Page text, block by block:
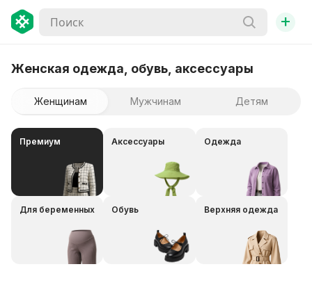
+
Женская одежда, обувь, аксессуары
Женщинам Мужчинам Детям
Премиум Аксессуары Одежда
Для беременных Обувь Верхняя одежда